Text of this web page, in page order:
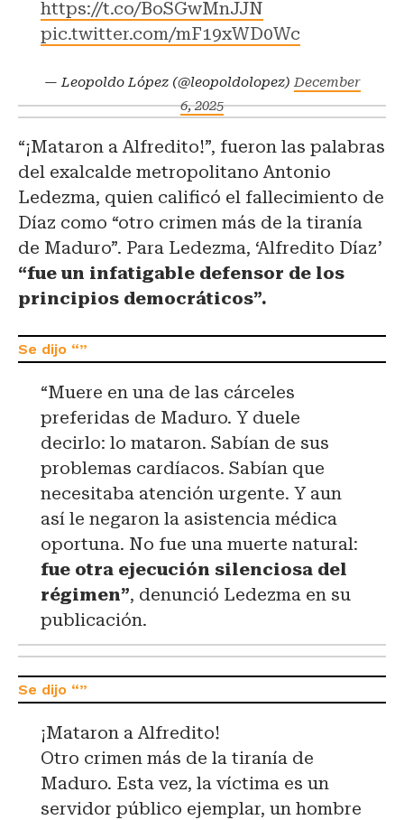
https://t.co/BoSGwMnJJN
pic.twitter.com/mF19xWD0Wc
— Leopoldo López (@leopoldolopez) December
6, 2025
“¡Mataron a Alfredito!”, fueron las palabras
del exalcalde metropolitano Antonio
Ledezma, quien calificó el fallecimiento de
Díaz como “otro crimen más de la tiranía
de Maduro”. Para Ledezma, ‘Alfredito Díaz’
“fue un infatigable defensor de los
principios democráticos”.
“Muere en una de las cárceles
preferidas de Maduro. Y duele
decirlo: lo mataron. Sabían de sus
problemas cardíacos. Sabían que
necesitaba atención urgente. Y aun
así le negaron la asistencia médica
oportuna. No fue una muerte natural:
fue otra ejecución silenciosa del
régimen”, denunció Ledezma en su
publicación.
¡Mataron a Alfredito!
Otro crimen más de la tiranía de
Maduro. Esta vez, la víctima es un
servidor público ejemplar, un hombre